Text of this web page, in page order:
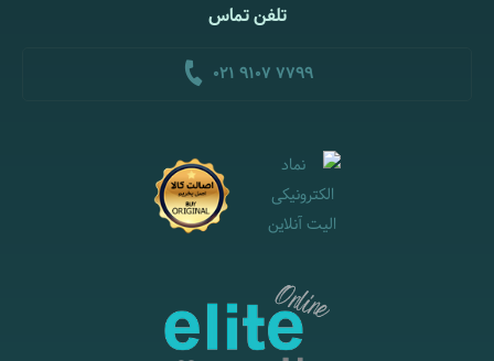
تلفن تماس
021 9107 7799